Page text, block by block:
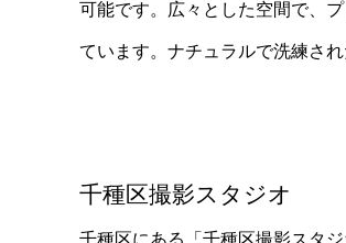
可能です。広々とした空間で、
ています。ナチュラルで洗練さ
千種区撮影スタジオ
千種区にある「千種区撮影スタ